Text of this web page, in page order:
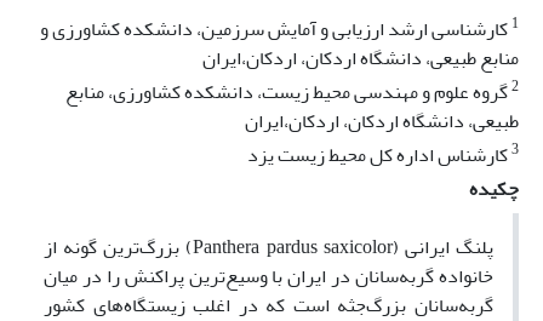
1کارشناسی ارشد ارزیابی و آمایش سرزمین، دانشکده کشاورزی و
منابع طبیعی، دانشگاه اردکان، اردکان،ایران
2گروه علوم و مهندسی محیط زیست، دانشکده کشاورزی، منابع
طبیعی، دانشگاه اردکان، اردکان،ایران
3کارشناس اداره کل محیط زیست یزد
چکیده
پلنگ ایرانی (Panthera pardus saxicolor) بزرگ‌ترین گونه از
خانواده گربه‌سانان در ایران با وسیع‌ترین پراکنش را در میان
گربه‌سانان بزرگ‌جثه است که در اغلب زیستگاه‌های کشور